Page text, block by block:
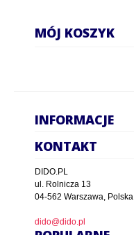
MÓJ KOSZYK
INFORMACJE
KONTAKT
DIDO.PL
ul. Rolnicza 13
04-562 Warszawa, Polska
dido@dido.pl